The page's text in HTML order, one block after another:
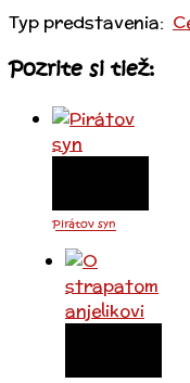
Typ predstavenia:
Pozrite si tiež:
Pirátov syn